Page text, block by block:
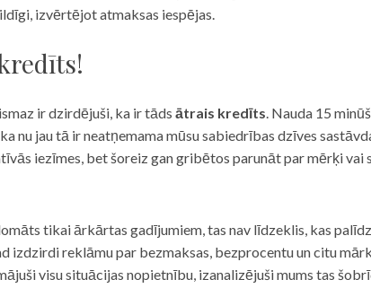
izvērtējot atmaksas iespējas.
ir dzirdējuši, ka ir tāds ātrais kredīts. Nauda 15
nu jau tā ir neatņemama mūsu sabiedrības dzīves
iezīmes, bet šoreiz gan gribētos parunāt par mērķi
tikai ārkārtas gadījumiem, tas nav līdzeklis, kas
izdzirdi reklāmu par bezmaksas, bezprocentu un citu
visu situācijas nopietnību, izanalizējuši mums tas